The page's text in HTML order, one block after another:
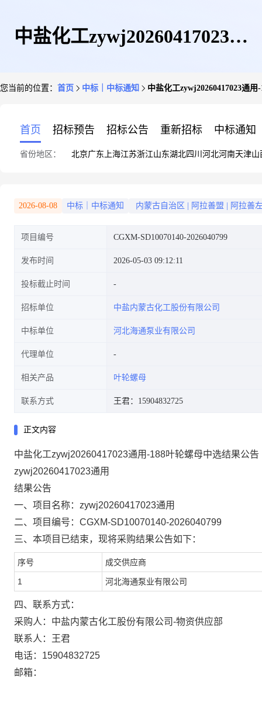
中盐化工zywj20260417023通
您当前的位置： 首页 中标｜中标通知 中盐化工zywj20260417023通
首页 招标预告 招标公告 重新招标 中标通知
省份地区： 北京广东 上海江苏浙江山东湖北四川 河北河南天津山
2026-08-08 中标｜中标通知 内蒙古自治区 阿拉善盟 阿拉善
项目编号 CGXM-SD10070140-2026040799
发布时间 2026-05-03 09:12:11
投标截止时间
招标单位 中盐内蒙古化工股份有限公司
中标单位 河北海通泵业有限公司
代理单位
相关产品 叶轮螺母
联系方式 王君：15904832725
正文内容
中盐化工zywj20260417023通用-188叶轮螺母中选结果公告
zywj20260417023通用
结果公告
一、项目名称：zywj20260417023通用
二、项目编号：CGXM-SD10070140-2026040799
三、本项目已结束，现将采购结果公告如下：
序号 成交供应商
1 河北海通泵业有限公司
四、联系方式：
采购人： 中盐内蒙古化工股份有限公司-物资供应部
联系人：
王君
电话： 15904832725
邮箱：